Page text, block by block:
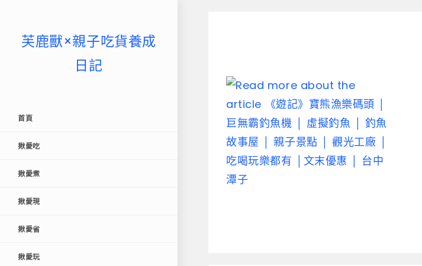
芙鹿獸×親子吃貨養成
日記
首頁
揪愛吃
揪愛煮
揪愛現
揪愛省
揪愛玩